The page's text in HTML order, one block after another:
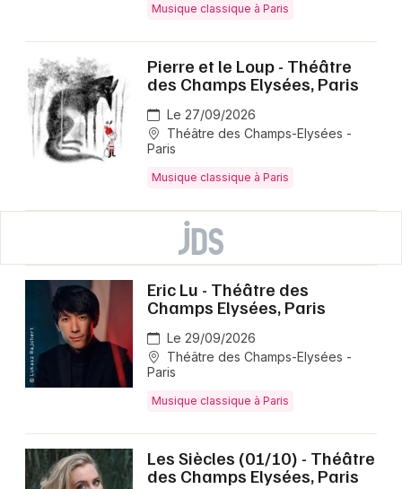
Musique classique à Paris
Pierre et le Loup - Théâtre
des Champs Elysées, Paris
Le 27/09/2026
Théâtre des Champs-Elysées -
Paris
Musique classique à Paris
Eric Lu - Théâtre des
Champs Elysées, Paris
Le 29/09/2026
Théâtre des Champs-Elysées -
Paris
Musique classique à Paris
Les Siècles (01/10) - Théâtre
des Champs Elysées, Paris